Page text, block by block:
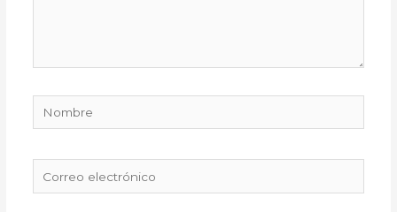
Nombre
electrónico